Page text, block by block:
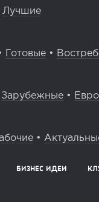
Лучшие
Готовые •
Зарубежные •
•
БИЗНЕС ИДЕИ